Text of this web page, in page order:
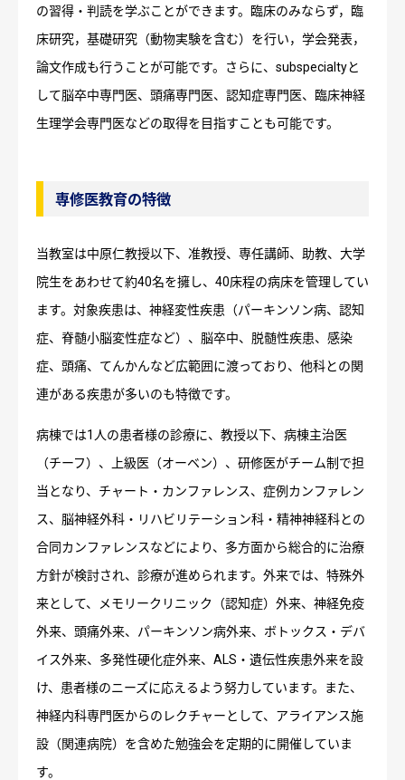
の習得・判読を学ぶことができます。臨床のみならず，臨
床研究，基礎研究（動物実験を含む）を行い，学会発表，
論文作成も行うことが可能です。さらに、subspecialtyと
して脳卒中専門医、頭痛専門医、認知症専門医、臨床神経
生理学会専門医などの取得を目指すことも可能です。
専修医教育の特徴
当教室は中原仁教授以下、准教授、専任講師、助教、大学
院生をあわせて約40名を擁し、40床程の病床を管理してい
ます。対象疾患は、神経変性疾患（パーキンソン病、認知
症、脊髄小脳変性症など）、脳卒中、脱髄性疾患、感染
症、頭痛、てんかんなど広範囲に渡っており、他科との関
連がある疾患が多いのも特徴です。
病棟では1人の患者様の診療に、教授以下、病棟主治医
（チーフ）、上級医（オーベン）、研修医がチーム制で担
当となり、チャート・カンファレンス、症例カンファレン
ス、脳神経外科・リハビリテーション科・精神神経科との
合同カンファレンスなどにより、多方面から総合的に治療
方針が検討され、診療が進められます。外来では、特殊外
来として、メモリークリニック（認知症）外来、神経免疫
外来、頭痛外来、パーキンソン病外来、ボトックス・デバ
イス外来、多発性硬化症外来、ALS・遺伝性疾患外来を設
け、患者様のニーズに応えるよう努力しています。また、
神経内科専門医からのレクチャーとして、アライアンス施
設（関連病院）を含めた勉強会を定期的に開催していま
す。